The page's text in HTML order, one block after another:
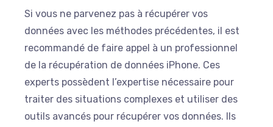
Si vous ne parvenez pas à récupérer vos
données avec les méthodes précédentes, il est
recommandé de faire appel à un professionnel
de la récupération de données iPhone. Ces
experts possèdent l’expertise nécessaire pour
traiter des situations complexes et utiliser des
outils avancés pour récupérer vos données. Ils